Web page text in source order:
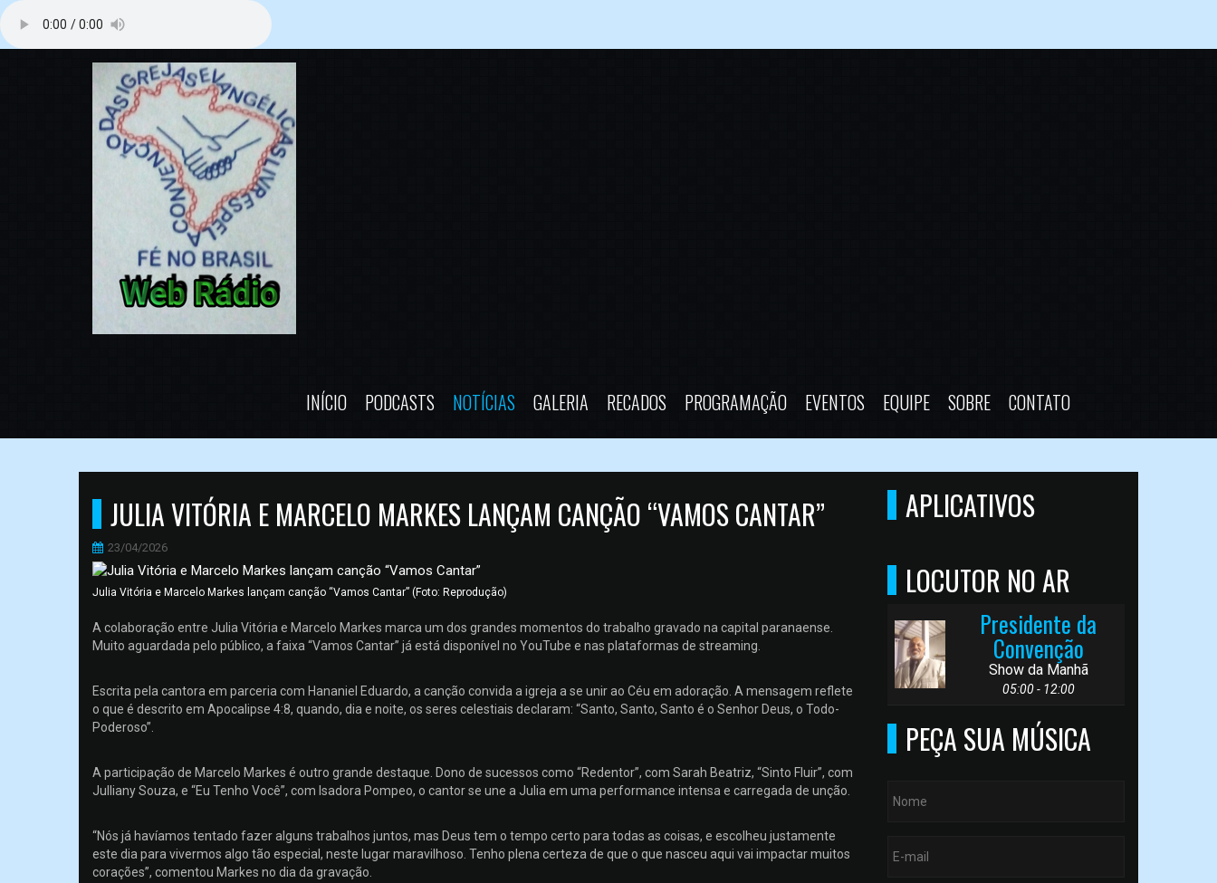
INÍCIO PODCASTS NOTÍCIAS GALERIA RECADOS PROGRAMAÇÃO EVENTOS EQUIPE SOBRE CONTATO
JULIA VITÓRIA E MARCELO MARKES LANÇAM CANÇÃO “VAMOS CANTAR”
23/04/2026
Julia Vitória e Marcelo Markes lançam canção “Vamos Cantar” (Foto: Reprodução)
A colaboração entre Julia Vitória e Marcelo Markes marca um dos grandes momentos do trabalho gravado na capital paranaense.
Muito aguardada pelo público, a faixa “Vamos Cantar” já está disponível no YouTube e nas plataformas de streaming.
Escrita pela cantora em parceria com Hananiel Eduardo, a canção convida a igreja a se unir ao Céu em adoração. A mensagem reflete
o que é descrito em Apocalipse 4:8, quando, dia e noite, os seres celestiais declaram: “Santo, Santo, Santo é o Senhor Deus, o Todo-
Poderoso”.
A participação de Marcelo Markes é outro grande destaque. Dono de sucessos como “Redentor”, com Sarah Beatriz, “Sinto Fluir”, com
Julliany Souza, e “Eu Tenho Você”, com Isadora Pompeo, o cantor se une a Julia em uma performance intensa e carregada de unção.
“Nós já havíamos tentado fazer alguns trabalhos juntos, mas Deus tem o tempo certo para todas as coisas, e escolheu justamente
este dia para vivermos algo tão especial, neste lugar maravilhoso. Tenho plena certeza de que o que nasceu aqui vai impactar muitos
corações”, comentou Markes no dia da gravação.
APLICATIVOS
LOCUTOR NO AR
Presidente da
Convenção
Show da Manhã
05:00 - 12:00
PEÇA SUA MÚSICA